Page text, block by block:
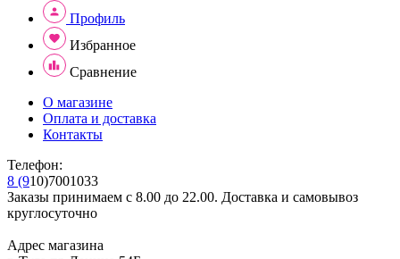
Профиль
Избранное
Сравнение
О магазине
Оплата и доставка
Контакты
Телефон:
8 (910)7001033
Заказы принимаем с 8.00 до 22.00. Доставка и самовывоз
круглосуточно
Адрес магазина